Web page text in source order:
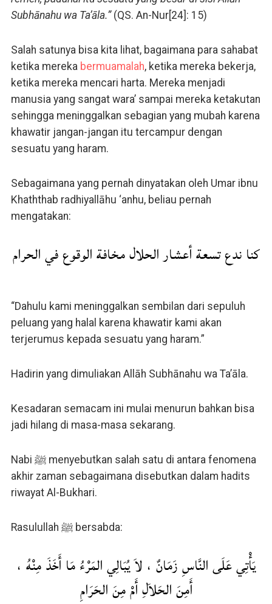
Subhānahu wa Ta’āla.”(QS. An-Nur[24]: 15)
Salah satunya bisa kita lihat, bagaimana para sahabat
ketika mereka bermuamalah, ketika mereka bekerja,
ketika mereka mencari harta. Mereka menjadi
manusia yang sangat wara’ sampai mereka ketakutan
sehingga meninggalkan sebagian yang mubah karena
khawatir jangan-jangan itu tercampur dengan
sesuatu yang haram.
Sebagaimana yang pernah dinyatakan oleh Umar ibnu
Khaththab radhiyallāhu ‘anhu, beliau pernah
mengatakan:
كنا ندع تسعة أعشار الحلال مخافة الوقوع في الحرام
“Dahulu kami meninggalkan sembilan dari sepuluh
peluang yang halal karena khawatir kami akan
terjerumus kepada sesuatu yang haram.”
Hadirin yang dimuliakan Allāh Subhānahu wa Ta’āla.
Kesadaran semacam ini mulai menurun bahkan bisa
jadi hilang di masa-masa sekarang.
Nabi ﷺ menyebutkan salah satu di antara fenomena
akhir zaman sebagaimana disebutkan dalam hadits
riwayat Al-Bukhari.
Rasulullah ﷺ bersabda:
يَأْتِي عَلَى النَّاسِ زَمَانٌ ، لاَ يُبَالِي المَرْءُ مَا أَخَذَ مِنْهُ ،
أَمِنَ الحَلاَلِ أَمْ مِنَ الحَرَامِ